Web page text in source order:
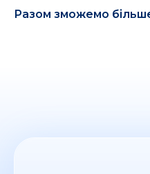
Разом зможемо